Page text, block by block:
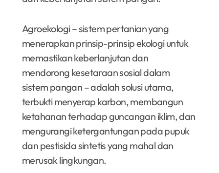
Agroekologi – sistem pertanian yang
menerapkan prinsip-prinsip ekologi untuk
memastikan keberlanjutan dan
mendorong kesetaraan sosial dalam
sistem pangan – adalah solusi utama,
terbukti menyerap karbon, membangun
ketahanan terhadap guncangan iklim, dan
mengurangi ketergantungan pada pupuk
dan pestisida sintetis yang mahal dan
merusak lingkungan.